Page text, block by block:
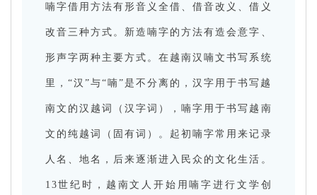
喃字借用方法有形音义全借、借音改义、借义
改音三种方式。新造喃字的方法有造会意字、
形声字两种主要方式。在越南汉喃文书写系统
里，“汉”与“喃”是不分离的，汉字用于书写越
南文的汉越词（汉字词），喃字用于书写越南
文的纯越词（固有词）。起初喃字常用来记录
人名、地名，后来逐渐进入民众的文化生活。
13世纪时，越南文人开始用喃字进行文学创